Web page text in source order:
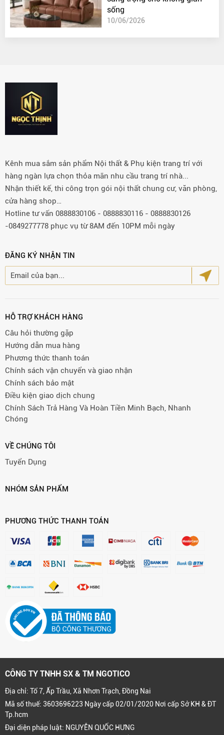
sống
10/06/2026
Kênh mua sắm sản phẩm Nội thất & Phụ kiện trang trí với
hàng ngàn lựa chọn thỏa mãn nhu cầu trang trí nhà...
Nhận thiết kế, thi công trọn gói nội thất chung cư, văn phòng,
cửa hàng shop…
Hotline tư vấn 0888830106 - 0888830116 - 0888830126
-0849277778 phục vụ từ 8AM đến 10PM mỗi ngày
ĐĂNG KÝ NHẬN TIN
HỖ TRỢ KHÁCH HÀNG
Câu hỏi thường gặp
Hướng dẫn mua hàng
Phương thức thanh toán
Chính sách vận chuyển và giao nhận
Chính sách bảo mật
Điều kiện giao dịch chung
Chính Sách Trả Hàng Và Hoàn Tiền Minh Bạch, Nhanh
Chóng
VỀ CHÚNG TÔI
Tuyển Dụng
NHÓM SẢN PHẨM
PHƯƠNG THỨC THANH TOÁN
CÔNG TY TNHH SX & TM NGOTICO
Địa chỉ: Tổ 7, Ấp Trầu, Xã Nhơn Trạch, Đồng Nai
Mã số thuế: 3603696223 Ngày cấp 02/01/2020 Nơi cấp Sở KH & ĐT
Tp.hcm
Đại diện pháp luật: NGUYỄN QUỐC HƯNG